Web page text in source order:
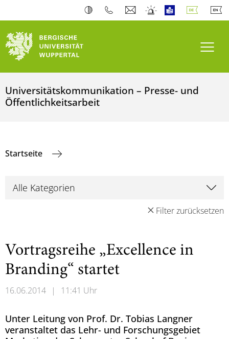
Universitätskommunikation – Presse- und
Öffentlichkeitsarbeit
Startseite
Filter zurücksetzen
Vortragsreihe „Excellence in
Branding“ startet
16.06.2014 | 11:41 Uhr
Unter Leitung von Prof. Dr. Tobias Langner
veranstaltet das Lehr- und Forschungsgebiet